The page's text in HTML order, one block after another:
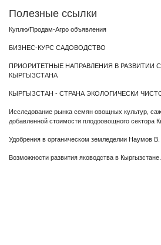
Полезные ссылки
Куплю/Продам-Агро объявления
БИЗНЕС-КУРС САДОВОДСТВО
ПРИОРИТЕТНЫЕ НАПРАВЛЕНИЯ В РАЗВИТИИ
КЫРГЫЗСТАНА
КЫРГЫЗСТАН - СТРАНА ЭКОЛОГИЧЕСКИ
Исследование рынка семян овощных культур,
добавленной стоимости плодоовощного сектора
Удобрения в органическом земледелии Наумов В.
Возможности развития яководства в